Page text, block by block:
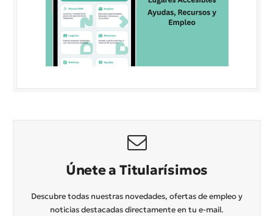
Únete a Titularísimos
Descubre todas nuestras novedades, ofertas de empleo y
noticias destacadas directamente en tu e-mail.